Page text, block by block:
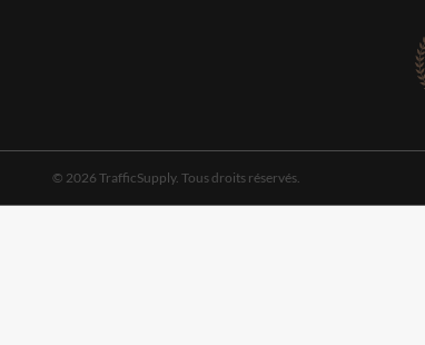
© 2026 TrafficSupply. Tous droits réservés.